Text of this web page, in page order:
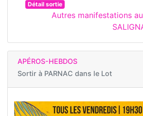
Détail sortie
Autres manifestations
APÉROS-HEBDOS
Sortir à PARNAC dans le Lot